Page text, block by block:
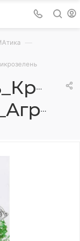
—
салат_0,04_г._АгроСидсТрейд